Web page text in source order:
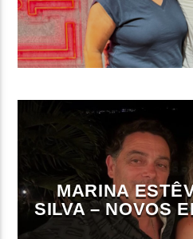
MARINA
SILVA – NOVOS
DIREÇÃO